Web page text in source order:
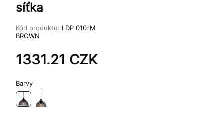
síťka
Kód produktu: LDP 010-M
BROWN
1331.21 CZK
Barvy